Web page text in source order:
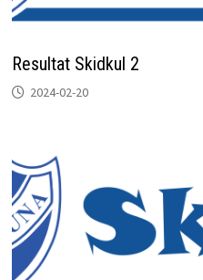
Resultat Skidkul 2
2024-02-20